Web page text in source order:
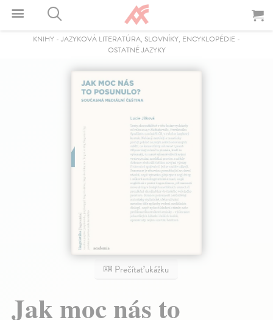
KNIHY - JAZYKOVÁ LITERATÚRA, SLOVNÍKY, ENCYKLOPÉDIE -
OSTATNÉ JAZYKY
Prečítať ukážku
Jak moc nás to